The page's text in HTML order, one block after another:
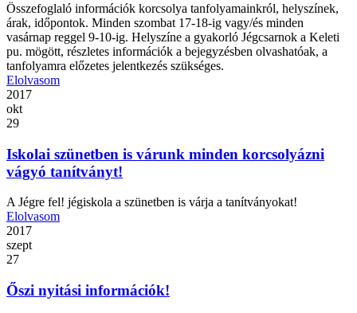
Összefoglaló információk korcsolya tanfolyamainkról, helyszínek,
árak, időpontok. Minden szombat 17-18-ig vagy/és minden
vasárnap reggel 9-10-ig. Helyszíne a gyakorló Jégcsarnok a Keleti
pu. mögött, részletes információk a bejegyzésben olvashatóak, a
tanfolyamra előzetes jelentkezés szükséges.
Elolvasom
2017
okt
29
Iskolai szünetben is várunk minden korcsolyázni
vágyó tanítványt!
A Jégre fel! jégiskola a szünetben is várja a tanítványokat!
Elolvasom
2017
szept
27
Őszi nyitási információk!